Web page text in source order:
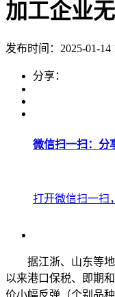
加工企业
发布时间：2025-01-14
分享：
微信扫一扫：分
打开微信扫一扫
据江浙、山东等地
以来港口保税、即期
价小幅反弹（个别品